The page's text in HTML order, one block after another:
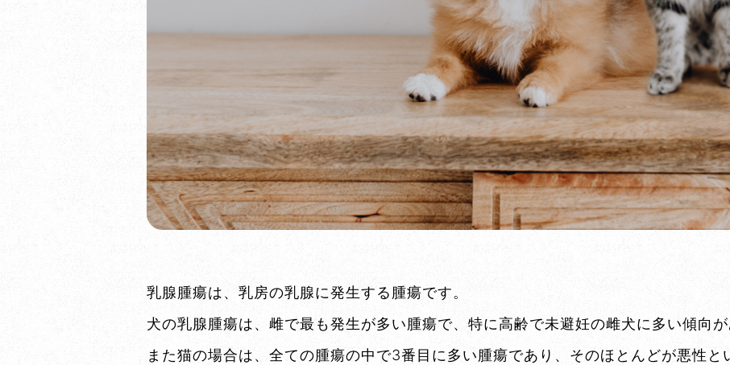
乳腺腫瘍は、乳房の乳腺に発生する腫瘍です。
犬の乳腺腫瘍は、雌で最も発生が多い腫瘍で、特に高齢で未避妊の雌犬に多い傾向
また猫の場合は、全ての腫瘍の中で3番目に多い腫瘍であり、そのほとんどが悪性と